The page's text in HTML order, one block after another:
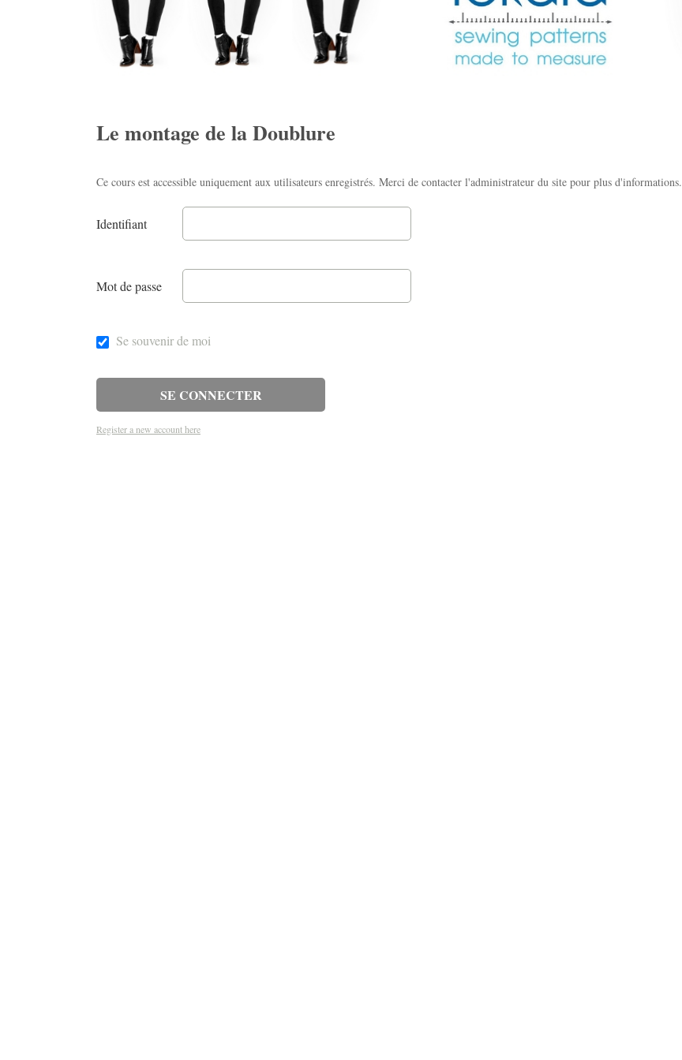
Le montage de la Doublure
Ce cours est accessible uniquement aux utilisateurs enregistrés. Merci de contacter l'administrateur du site pour plus d'informations.
Identifiant
Mot de passe
Se souvenir de moi
Register a new account here